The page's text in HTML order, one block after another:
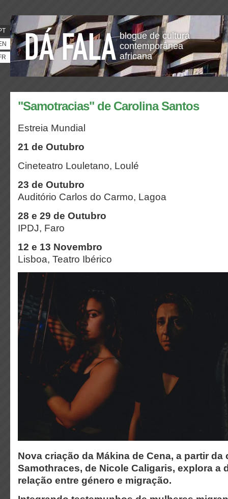
blogue de cultura
contemporânea
africana
"Samotracias" de Carolina Santos
Estreia Mundial
21 de Outubro
Cineteatro Louletano, Loulé
23 de Outubro
Auditório Carlos do Carmo, Lagoa
28 e 29 de Outubro
IPDJ, Faro
12 e 13 Novembro
Lisboa, Teatro Ibérico
Nova criação da Mákina de Cena, a partir da
Samothraces, de Nicole Caligaris, explora a
relação entre género e migração.